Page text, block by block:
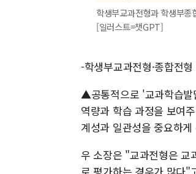
학생부교과전형과 학생부
[일러스트=챗GPT]
-학생부교과전형·종합전
▲공통적으로 '교과학습발
역량과 학습 과정을 보여
계성과 일관성을 중요하게
우 소장은 "교과전형은 교